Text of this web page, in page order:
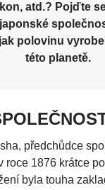
atd.? Pojďte
polovinu
této planetě.
předchůdce
roce 1876 krátce
byla touha